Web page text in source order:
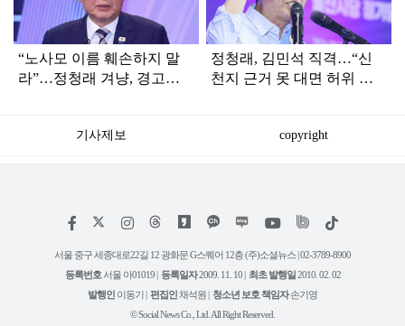
“노사모 이름 훼손하지 말
라”…정청래 겨냥, 경고장
정청래, 김민석 직격…“신
천지 근거 못 대면 허위 신
기사제보 copyright
페
스
북
인
타
그
램
위
트
리
유
튜
틱
서울 중구 세종대로22길 12 광화문 G스퀘어 12층 (주)소셜뉴스 | 02-3789-8900
등록번호 서울 아01019 | 등록일자2009. 11. 10 | 최초 발행일2010. 02. 02
발행인 이동기 | 편집인채석원 | 청소년 보호 책임자손기영
© Social News Co., Ltd. All Right Reserved.